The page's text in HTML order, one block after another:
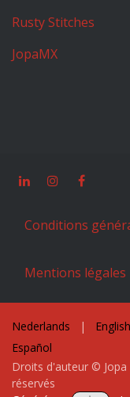
Rusty Stitches
JopaMX
Conditions
Mentions légales
Droits d'auteur © Jopa
réservés
Nederlands |
Español